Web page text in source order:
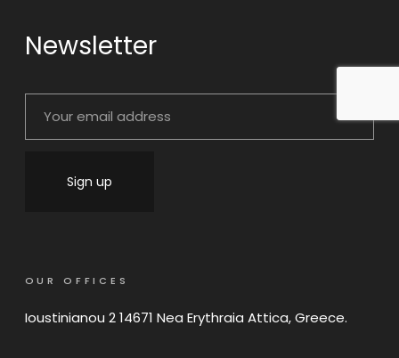
Newsletter
OUR OFFICES
Ioustinianou 2 14671 Nea Erythraia Attica, Greece.